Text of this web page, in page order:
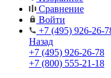
Сравнение
Войти
+7 (495) 926-26-
Назад
+7 (495) 926-26-78
+7 (800) 555-21-18